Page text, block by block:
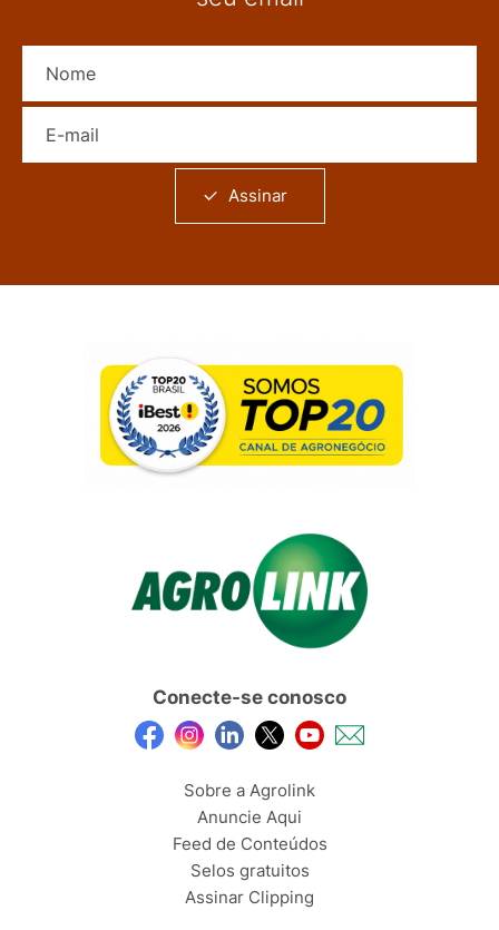
Assinar
Conecte-se conosco
Sobre a Agrolink
Anuncie Aqui
Feed de Conteúdos
Selos gratuitos
Assinar Clipping